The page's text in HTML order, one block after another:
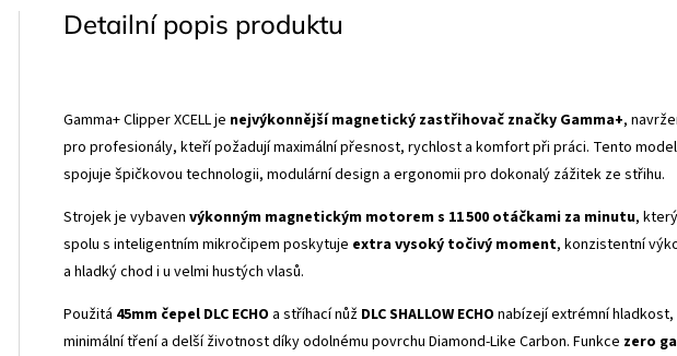
Detailní popis produktu
Gamma+ Clipper XCELL je nejvýkonnější magnetický zastřihovač značky Gamma+,
pro profesionály, kteří požadují maximální přesnost, rychlost a komfort při práci. Tento model
spojuje špičkovou technologii, modulární design a ergonomii pro dokonalý zážitek ze střihu.
Strojek je vybaven výkonným magnetickým motorem s 11 500 otáčkami za minutu, který
spolu s inteligentním mikročipem poskytuje extra vysoký točivý moment, konzistentní
a hladký chod i u velmi hustých vlasů.
Použitá 45mm čepel DLC ECHO a stříhací nůž DLC SHALLOW ECHO nabízejí extrémní hladkost,
minimální tření a delší životnost díky odolnému povrchu Diamond-Like Carbon. Funkce zero